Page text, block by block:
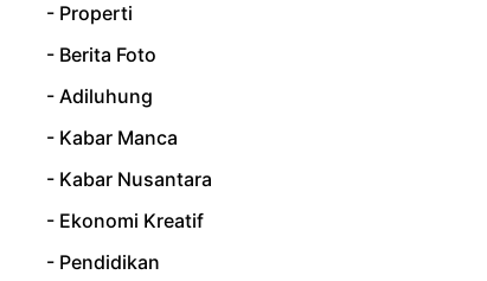
- Properti
- Berita Foto
- Adiluhung
- Kabar Manca
- Kabar Nusantara
- Ekonomi Kreatif
- Pendidikan